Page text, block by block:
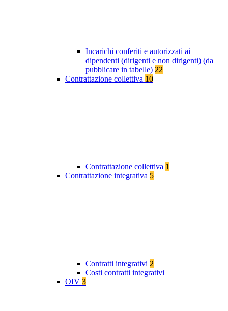
Incarichi conferiti e autorizzati ai
dipendenti (dirigenti e non dirigenti) (da
pubblicare in tabelle) 22
Contrattazione collettiva 10
Contrattazione collettiva 1
Contrattazione integrativa 5
Contratti integrativi 2
Costi contratti integrativi
OIV 3